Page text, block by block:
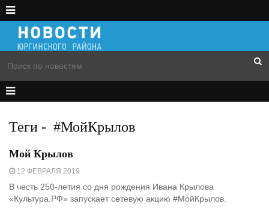
Теги - #МойКрылов
Мой Крылов
12 ФЕВРАЛЯ 2019
В честь 250-летия со дня рождения Ивана Крылова
«Культура.РФ» запускает сетевую акцию #МойКрылов.